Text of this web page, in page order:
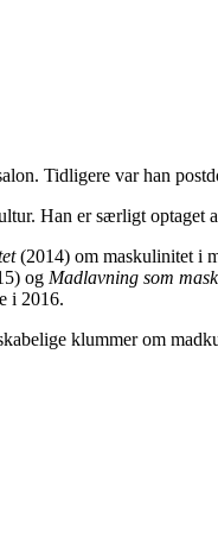
Tidligere var han
Han er særligt optaget
(2014) om maskulinitet i
og Madlavning som
i 2016.
klummer om